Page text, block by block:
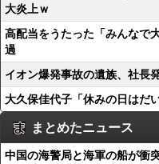
大炎上ｗ
高配当をうたった「みんなで
過
イオン爆発事故の遺族、社長
大久保佳代子「休みの日はだ
まとめたニュース
中国の海警局と海軍の船が